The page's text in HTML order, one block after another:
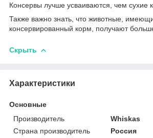
Консервы лучше усваиваются, чем сухие
Также важно знать, что животные,
консервированный корм, получают
Скрыть
Характеристики
Основные
Производитель
Whiskas
Страна производитель
Россия